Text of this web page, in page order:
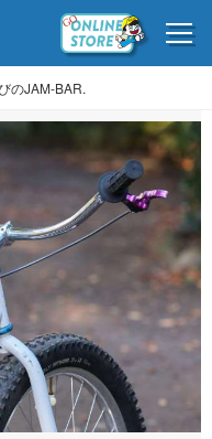
のJAM-BAR.